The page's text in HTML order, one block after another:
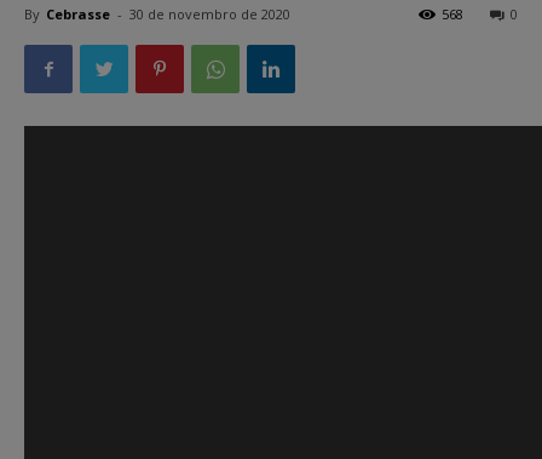
By Cebrasse - 30 de novembro de 2020 0
568